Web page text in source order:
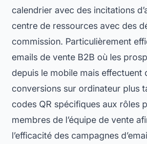
calendrier avec des incitations
centre de ressources avec des
commission. Particulièrement
emails de vente B2B où les
depuis le mobile mais effectuent
conversions sur ordinateur plus
codes QR spécifiques aux rôles
membres de l’équipe de vente
l’efficacité des campagnes